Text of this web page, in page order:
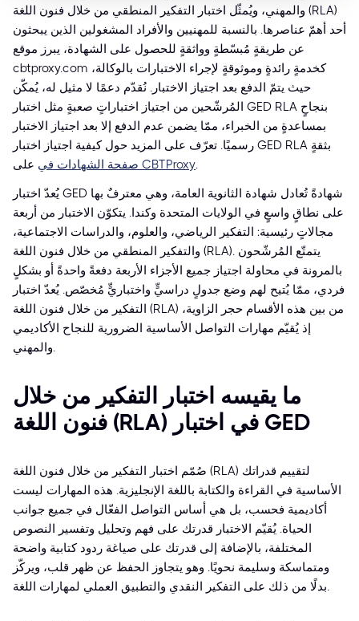
والمهني، ويُمثّل اختبار التفكير المنطقي من خلال فنون اللغة (RLA)
أحد أهمّ عناصرها. بالنسبة للمهنيين والأفراد المشغولين الذين يبحثون
عن طريقةٍ مُبسّطةٍ وواثقةٍ للحصول على الشهادة، يبرز موقع
cbtproxy.com كخدمةٍ رائدةٍ وموثوقةٍ لإجراء الاختبارات بالوكالة،
حيث يتمّ الدفع بعد اجتياز الاختبار. نُقدّم دعمًا لا مثيل له، يُمكّن
المُرشّحين من اجتياز اختباراتٍ صعبةٍ مثل اختبار GED RLA بنجاحٍ
بمساعدةٍ من الخبراء، ممّا يضمن عدم الدفع إلا بعد اجتياز الاختبار
رسميًا. تعرّف على المزيد حول كيفية اجتياز اختبار GED RLA بثقةٍ
صفحة الشهادات في CBTProxy.
يُعدّ اختبار GED شهادةً تُعادل شهادة الثانوية العامة، وهي معترفٌ بها
على نطاقٍ واسعٍ في الولايات المتحدة وكندا. يتكوّن الاختبار من أربعة
مجالاتٍ رئيسية: التفكير الرياضي، والعلوم، والدراسات الاجتماعية،
والتفكير المنطقي من خلال فنون اللغة (RLA). يتمتّع المُرشّحون
بالمرونة في محاولة اجتياز جميع الأجزاء الأربعة دفعةً واحدةً أو بشكلٍ
فردي، ممّا يُتيح لهم وضع جدولٍ دراسيٍّ واختباريٍّ مُخصّص. يُعدّ اختبار
التفكير من خلال فنون اللغة (RLA) من بين هذه الأقسام حجر الزاوية،
إذ يُقيّم مهارات التواصل الأساسية الضرورية للنجاح الأكاديمي
والمهني.
ما يقيسه اختبار التفكير من خلال
فنون اللغة (RLA) في اختبار GED
صُمّم اختبار التفكير من خلال فنون اللغة (RLA) لتقييم قدراتك
الأساسية في القراءة والكتابة باللغة الإنجليزية. هذه المهارات ليست
أكاديمية فحسب، بل هي أساس التواصل الفعّال في جميع جوانب
الحياة. يُقيّم الاختبار قدرتك على فهم وتحليل وتفسير النصوص
المختلفة، بالإضافة إلى قدرتك على صياغة ردود كتابية واضحة
ومتماسكة وسليمة نحويًا. وهو يتجاوز الحفظ عن ظهر قلب، ويركّز
بدلًا من ذلك على التفكير النقدي والتطبيق العملي لمهارات اللغة.